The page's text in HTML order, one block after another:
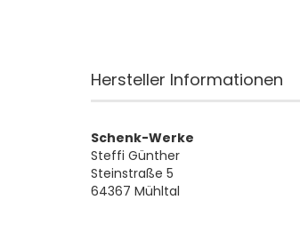
Hersteller Informationen
Schenk-Werke
Steffi Günther
Steinstraße 5
64367 Mühltal